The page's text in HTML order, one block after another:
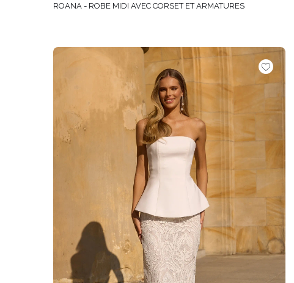
ROANA - ROBE MIDI AVEC CORSET ET ARMATURES